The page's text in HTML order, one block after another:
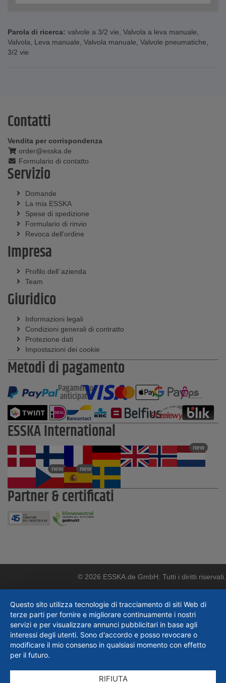
Parola di ricerca: valvole a 3/2 vie, Valvola a leva manuale,
Valvola, Leva manuale, Valvola manuale, Valvole pneumatiche,
3/2 vie
Contatti
Vendita per corrispondenza
order@esska.de
Formulario di contatto
Servizio
Domande
La mia ESSKA
Spese di spedizione
Formulario di rinvio
Revoca dell'ordine
Impresa
Profilo dell´azienda
Team
Giuridico
Informazioni legali
Condizioni generali di contratto
Protezione dati
Impostazioni dei cookie
Metodi di pagamento
Pagamento
anticipato
ESSKA International
new
new new
Partner & certificati
© 2026 ESSKA.de GmbH. Tutti i diritti riservati.
Questo sito utilizza tecnologie di tracciamento di siti Web di
terze parti per fornire e migliorare continuamente i nostri
servizi e per visualizzare annunci pubblicitari in base agli
interessi degli utenti. Sono d'accordo e posso revocare o
modificare il mio consenso in qualsiasi momento con effetto
per il futuro.
RIFIUTA